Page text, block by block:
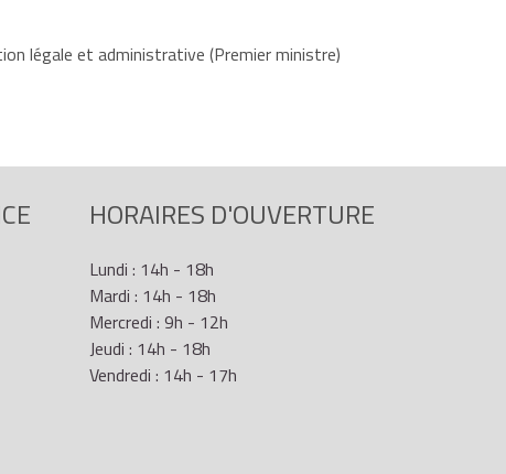
légale et administrative (Premier ministre)
HORAIRES D'OUVERTURE
Lundi : 14h - 18h
Mardi : 14h - 18h
Mercredi : 9h - 12h
Jeudi : 14h - 18h
Vendredi : 14h - 17h